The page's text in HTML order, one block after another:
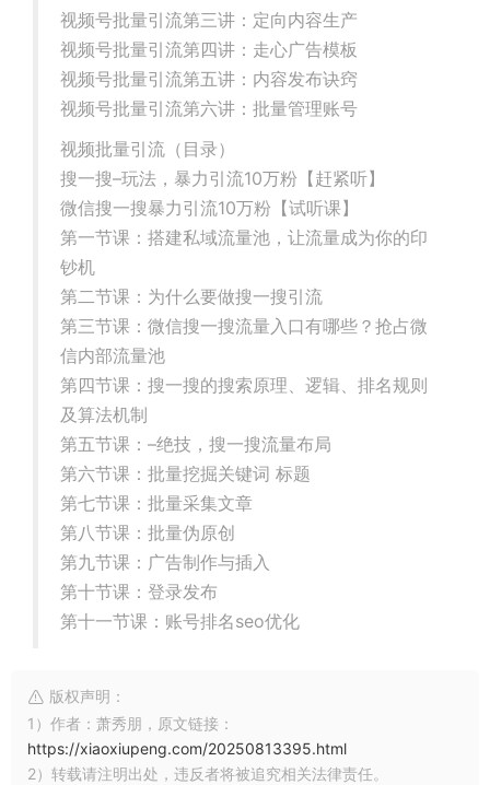
视频号批量引流第三讲：定向内容生产
视频号批量引流第四讲：走心广告模板
视频号批量引流第五讲：内容发布诀窍
视频号批量引流第六讲：批量管理账号
视频批量引流（目录）
搜一搜–玩法，暴力引流10万粉【赶紧听】
微信搜一搜暴力引流10万粉【试听课】
第一节课：搭建私域流量池，让流量成为你的印
钞机
第二节课：为什么要做搜一搜引流
第三节课：微信搜一搜流量入口有哪些？抢占微
信内部流量池
第四节课：搜一搜的搜索原理、逻辑、排名规则
及算法机制
第五节课：–绝技，搜一搜流量布局
第六节课：批量挖掘关键词 标题
第七节课：批量采集文章
第八节课：批量伪原创
第九节课：广告制作与插入
第十节课：登录发布
第十一节课：账号排名seo优化
版权声明：
1）作者：萧秀朋，原文链接：
https://xiaoxiupeng.com/20250813395.html
2）转载请注明出处，违反者将被追究相关法律责任。